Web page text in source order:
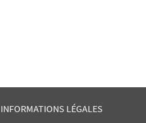
INFORMATIONS LÉGALES